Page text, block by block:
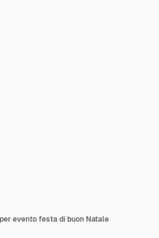
evento festa di buon Natale